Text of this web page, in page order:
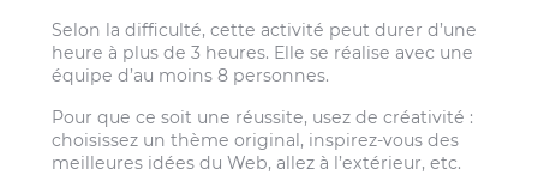
Selon la difficulté, cette activité peut durer d’une
heure à plus de 3 heures. Elle se réalise avec une
équipe d’au moins 8 personnes.
Pour que ce soit une réussite, usez de créativité :
choisissez un thème original, inspirez-vous des
meilleures idées du Web, allez à l’extérieur, etc.